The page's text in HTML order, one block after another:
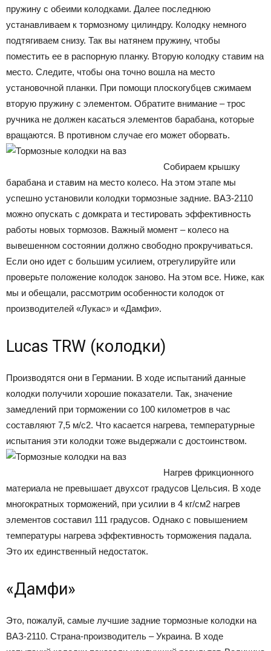
пружину с обеими колодками. Далее последнюю
устанавливаем к тормозному цилиндру. Колодку немного
подтягиваем снизу. Так вы натянем пружину, чтобы
поместить ее в распорную планку. Вторую колодку ставим на
место. Следите, чтобы она точно вошла на место
установочной планки. При помощи плоскогубцев сжимаем
вторую пружину с элементом. Обратите внимание – трос
ручника не должен касаться элементов барабана, которые
вращаются. В противном случае его может оборвать.
Собираем крышку
барабана и ставим на место колесо. На этом этапе мы
успешно установили колодки тормозные задние. ВАЗ-2110
можно опускать с домкрата и тестировать эффективность
работы новых тормозов. Важный момент – колесо на
вывешенном состоянии должно свободно прокручиваться.
Если оно идет с большим усилием, отрегулируйте или
проверьте положение колодок заново. На этом все. Ниже, как
мы и обещали, рассмотрим особенности колодок от
производителей «Лукас» и «Дамфи».
Lucas TRW (колодки)
Производятся они в Германии. В ходе испытаний данные
колодки получили хорошие показатели. Так, значение
замедлений при торможении со 100 километров в час
составляют 7,5 м/с2. Что касается нагрева, температурные
испытания эти колодки тоже выдержали с достоинством.
Нагрев фрикционного
материала не превышает двухсот градусов Цельсия. В ходе
многократных торможений, при усилии в 4 кг/см2 нагрев
элементов составил 111 градусов. Однако с повышением
температуры нагрева эффективность торможения падала.
Это их единственный недостаток.
«Дамфи»
Это, пожалуй, самые лучшие задние тормозные колодки на
ВАЗ-2110. Страна-производитель – Украина. В ходе